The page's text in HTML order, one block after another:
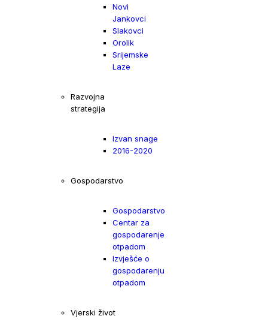
Novi
Jankovci
Slakovci
Orolik
Srijemske
Laze
Razvojna
strategija
Izvan snage
2016-2020
Gospodarstvo
Gospodarstvo
Centar za
gospodarenje
otpadom
Izvješće o
gospodarenju
otpadom
Vjerski život